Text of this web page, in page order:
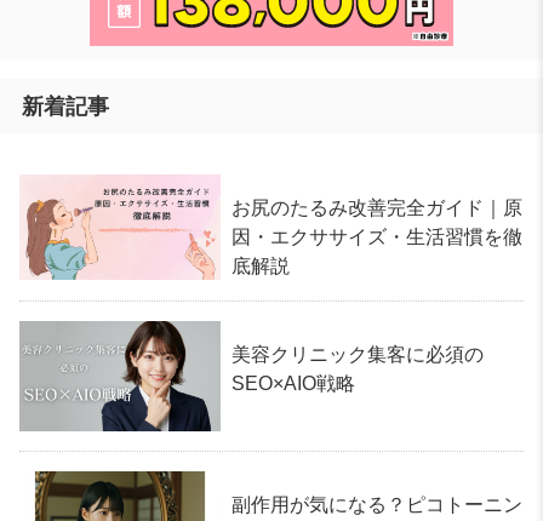
新着記事
お尻のたるみ改善完全ガイド｜原
因・エクササイズ・生活習慣を徹
底解説
美容クリニック集客に必須の
SEO×AIO戦略
副作用が気になる？ピコトーニン